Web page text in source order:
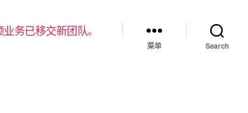
务已移交新团队。
菜单 Search